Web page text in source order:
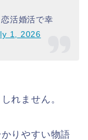
活婚活で幸
1, 2026
れません。
りやすい物語